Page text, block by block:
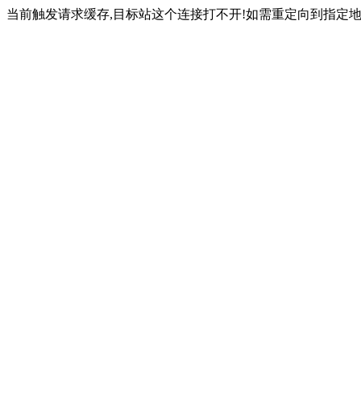
当前触发请求缓存,目标站这个连接打不开!如需重定向到指定